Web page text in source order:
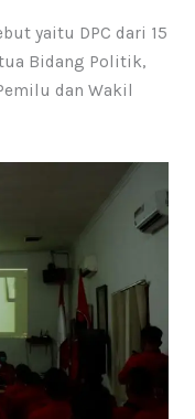
yaitu DPC dari 15
Bidang Politik,
dan Wakil